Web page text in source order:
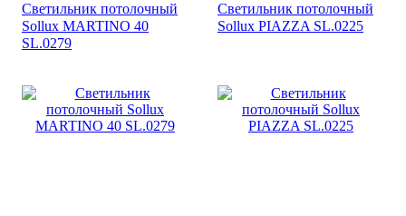
Светильник потолочный
Sollux MARTINO 40
SL.0279
Светильник потолочный
Sollux PIAZZA SL.0225